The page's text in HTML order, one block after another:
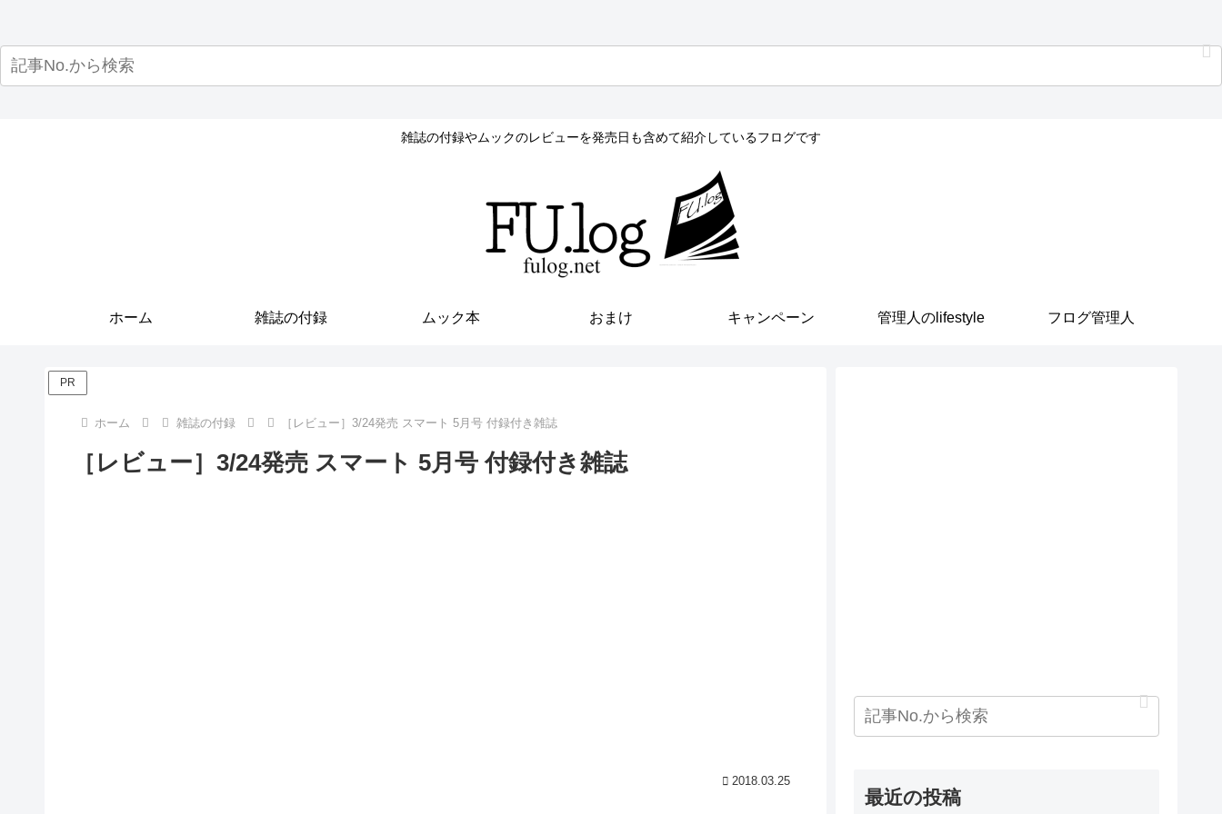
雑誌の付録やムックのレビューを発売日も含めて紹介しているフログです
ホーム 雑誌の付録 ムック本 おまけ キャンペーン 管理人のlifestyle フログ管理人
PR
ホーム 雑誌の付録 ［レビュー］3/24発売 スマート 5月号 付録付き雑誌
［レビュー］3/24発売 スマート 5月号 付録付き雑誌
2018.03.25
最近の投稿